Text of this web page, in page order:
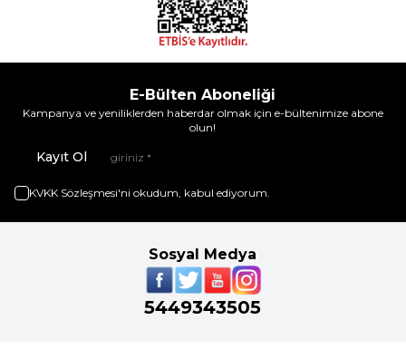
E-Bülten Aboneliği
Kampanya ve yeniliklerden haberdar olmak için e-bültenimize abone
olun!
Kayıt Ol
KVKK Sözleşmesi'ni okudum, kabul ediyorum.
Sosyal Medya
5449343505